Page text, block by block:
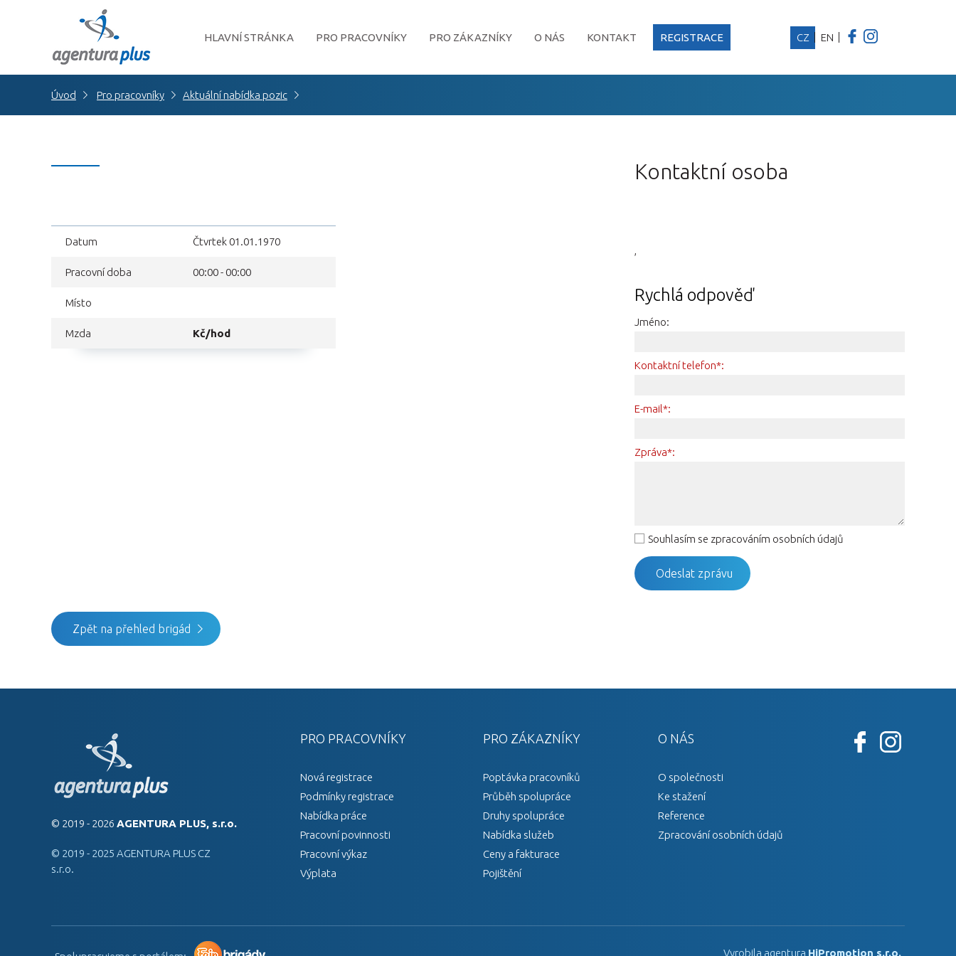
HLAVNÍ STRÁNKA PRO PRACOVNÍKY PRO ZÁKAZNÍKY O NÁS KONTAKT REGISTRACE CZ EN
Úvod Pro pracovníky Aktuální nabídka pozic
Datum Čtvrtek 01.01.1970
Pracovní doba 00:00 - 00:00
Místo
Mzda Kč/hod
Kontaktní osoba
Rychlá odpověď
Jméno:
Kontaktní telefon*:
E-mail*:
Zpráva*:
Souhlasím se zpracováním osobních údajů
Zpět na přehled brigád
© 2019 - 2026 AGENTURA PLUS, s.r.o.
© 2019 - 2025 AGENTURA PLUS CZ
s.r.o.
PRO PRACOVNÍKY
Nová registrace
Podmínky registrace
Nabídka práce
Pracovní povinnosti
Pracovní výkaz
Výplata
PRO ZÁKAZNÍKY
Poptávka pracovníků
Průběh spolupráce
Druhy spolupráce
Nabídka služeb
Ceny a fakturace
Pojištění
O NÁS
O společnosti
Ke stažení
Reference
Zpracování osobních údajů
Vyrobila agentura HiPromotion s.r.o.